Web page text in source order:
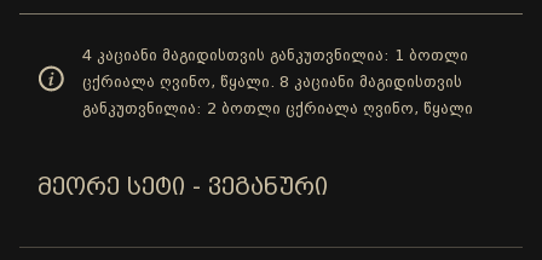
4 კაციანი მაგიდისთვის განკუთვნილია: 1 ბოთლი
ცქრიალა ღვინო, წყალი. 8 კაციანი მაგიდისთვის
განკუთვნილია: 2 ბოთლი ცქრიალა ღვინო, წყალი
ᲛᲔᲝᲠᲔ ᲡᲔᲢᲘ - ᲕᲔᲒᲐᲜᲣᲠᲘ